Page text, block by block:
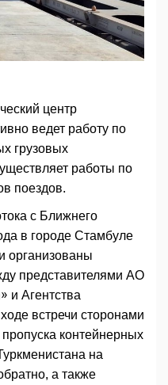
центр
ведет работу по
грузовых
работы по
поездов.
с Ближнего
в городе Стамбуле
организованы
представителями АО
и Агентства
встречи сторонами
контейнерных
на
а также